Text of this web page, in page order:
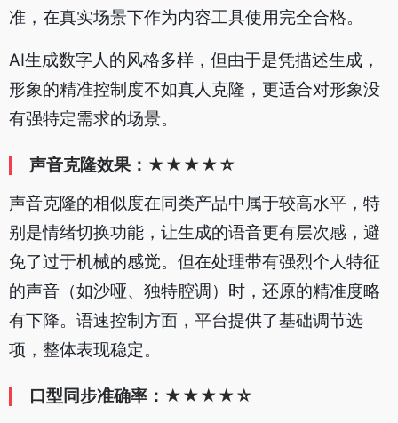
准，在真实场景下作为内容工具使用完全合格。
AI生成数字人的风格多样，但由于是凭描述生成，
形象的精准控制度不如真人克隆，更适合对形象没
有强特定需求的场景。
声音克隆效果：★★★★☆
声音克隆的相似度在同类产品中属于较高水平，特
别是情绪切换功能，让生成的语音更有层次感，避
免了过于机械的感觉。但在处理带有强烈个人特征
的声音（如沙哑、独特腔调）时，还原的精准度略
有下降。语速控制方面，平台提供了基础调节选
项，整体表现稳定。
口型同步准确率：★★★★☆